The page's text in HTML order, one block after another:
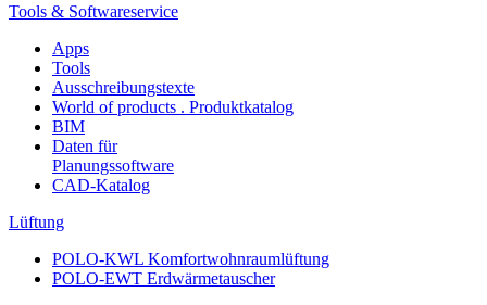
Tools & Softwareservice
Apps
Tools
Ausschreibungstexte
World of products . Produktkatalog
BIM
Daten für
Planungssoftware
CAD-Katalog
Lüftung
POLO-KWL Komfortwohnraumlüftung
POLO-EWT Erdwärmetauscher